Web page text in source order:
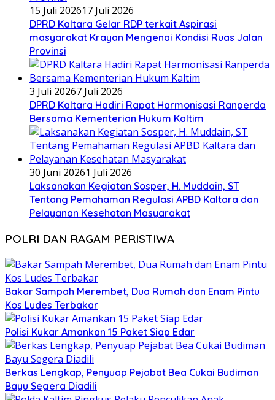
15 Juli 202617 Juli 2026
DPRD Kaltara Gelar RDP terkait Aspirasi
masyarakat Krayan Mengenai Kondisi Ruas Jalan
Provinsi
3 Juli 20267 Juli 2026
DPRD Kaltara Hadiri Rapat Harmonisasi Ranperda
Bersama Kementerian Hukum Kaltim
30 Juni 20261 Juli 2026
Laksanakan Kegiatan Sosper, H. Muddain, ST
Tentang Pemahaman Regulasi APBD Kaltara dan
Pelayanan Kesehatan Masyarakat
POLRI DAN RAGAM PERISTIWA
Bakar Sampah Merembet, Dua Rumah dan Enam Pintu
Kos Ludes Terbakar
Polisi Kukar Amankan 15 Paket Siap Edar
Berkas Lengkap, Penyuap Pejabat Bea Cukai Budiman
Bayu Segera Diadili